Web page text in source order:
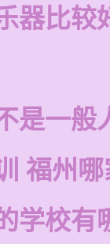
器比较
是一般
福州
学校有